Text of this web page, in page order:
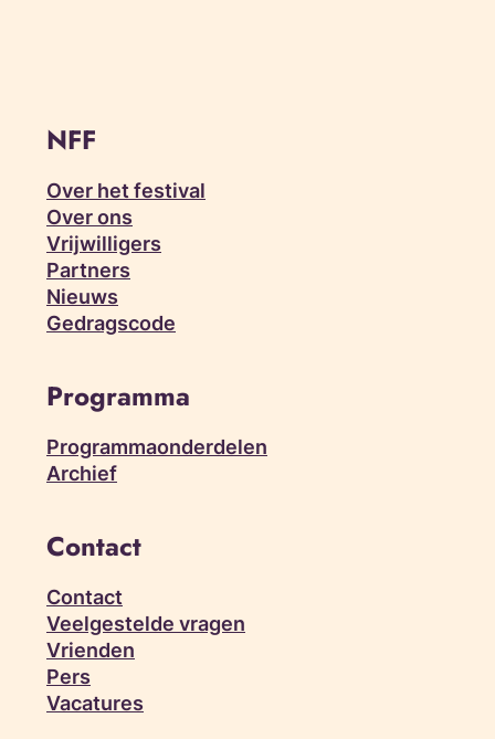
NFF
Over het festival
Over ons
Vrijwilligers
Partners
Nieuws
Gedragscode
Programma
Programmaonderdelen
Archief
Contact
Contact
Veelgestelde vragen
Vrienden
Pers
Vacatures